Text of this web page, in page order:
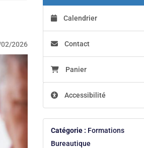
2026
Calendrier
Contact
Panier
Accessibilité
Catégorie : Formations
Bureautique